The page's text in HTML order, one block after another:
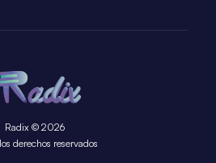
Radix © 2026
derechos reservados